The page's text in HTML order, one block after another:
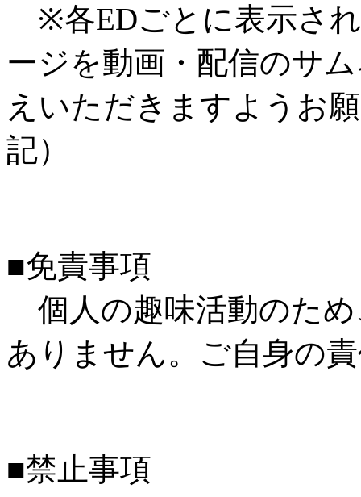
※各EDごとに表示さ
ージを動画・配信のサ
えいただきますようお
記）
■免責事項
個人の趣味活動のた
ありません。ご自身の
■禁止事項